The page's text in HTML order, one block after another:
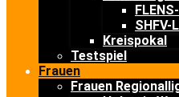
Kreispokal
Testspiel
Frauen
Frauen